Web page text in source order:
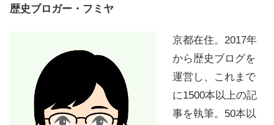
歴史ブロガー・フミヤ
京都在住。2017年
から歴史ブログを
運営し、これまで
に1500本以上の記
事を執筆。50本以